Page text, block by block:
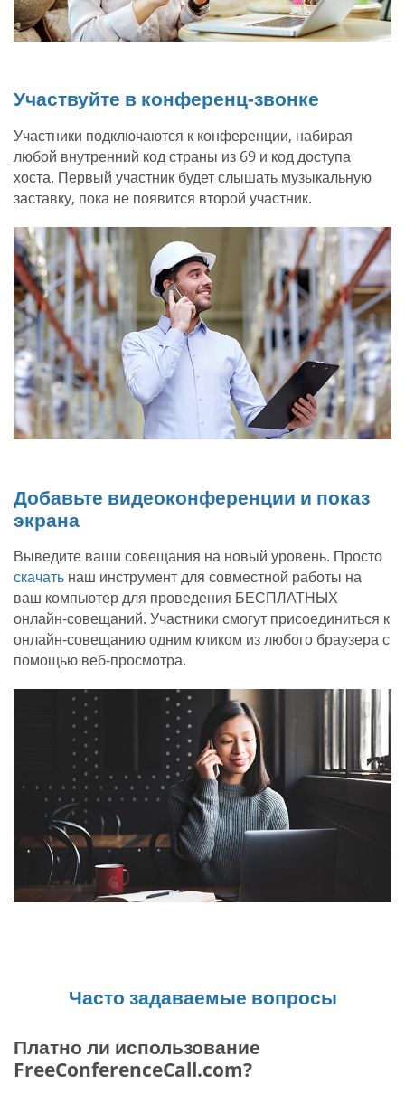
Участвуйте в конференц-звонке
Участники подключаются к конференции, набирая
любой внутренний код страны из 69 и код доступа
хоста. Первый участник будет слышать музыкальную
заставку, пока не появится второй участник.
Добавьте видеоконференции и показ
экрана
Выведите ваши совещания на новый уровень. Просто
скачать наш инструмент для совместной работы на
ваш компьютер для проведения БЕСПЛАТНЫХ
онлайн-совещаний. Участники смогут присоединиться к
онлайн-совещанию одним кликом из любого браузера с
помощью веб-просмотра.
Часто задаваемые вопросы
Платно ли использование
FreeConferenceCall.com?